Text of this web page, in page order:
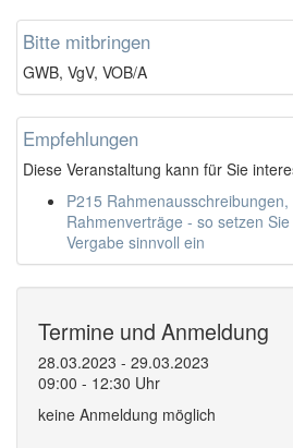
Bitte mitbringen
GWB, VgV, VOB/A
Empfehlungen
Diese Veranstaltung kann für Sie
P215
Rahmenverträge - so setzen
Vergabe sinnvoll ein
Termine und Anmeldung
28.03.2023 - 29.03.2023
09:00 - 12:30 Uhr
keine Anmeldung möglich